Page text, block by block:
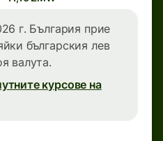
г. България прие
българския лев
валута.
курсове на